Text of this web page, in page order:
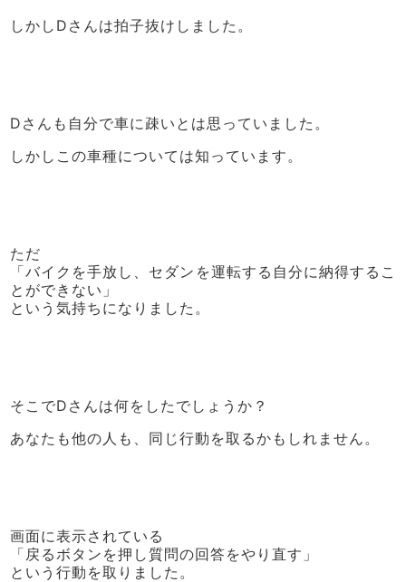
しかしDさんは拍子抜けしました。
Dさんも自分で車に疎いとは思っていました。
しかしこの車種については知っています。
ただ
「バイクを手放し、セダンを運転する自分に納得するこ
とができない」
という気持ちになりました。
そこでDさんは何をしたでしょうか？
あなたも他の人も、同じ行動を取るかもしれません。
画面に表示されている
「戻るボタンを押し質問の回答をやり直す」
という行動を取りました。